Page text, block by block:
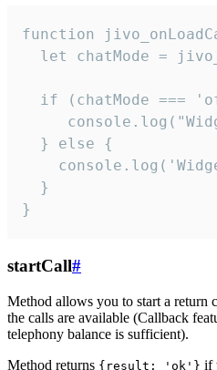
function
let chatMode =
if (chatMode ===
  } else {
  }
}
startCall#
Method allows you to start a return
the calls are available (Callback
telephony balance is sufficient).
Method returns {result: 'ok'} if